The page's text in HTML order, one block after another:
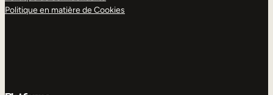
Politique en matière de Cookies